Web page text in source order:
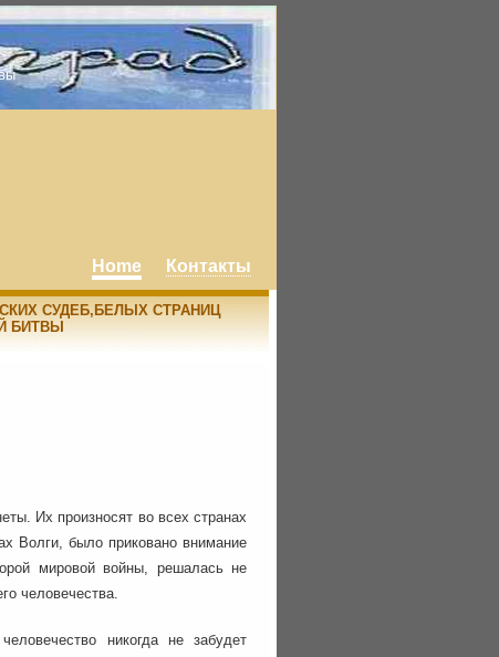
Home Контакты
СУДЕБ,БЕЛЫХ СТРАНИЦ
БИТВЫ
Их произносят во всех странах
Волги, было приковано внимание
мировой войны, решалась не
человечества.
никогда не забудет